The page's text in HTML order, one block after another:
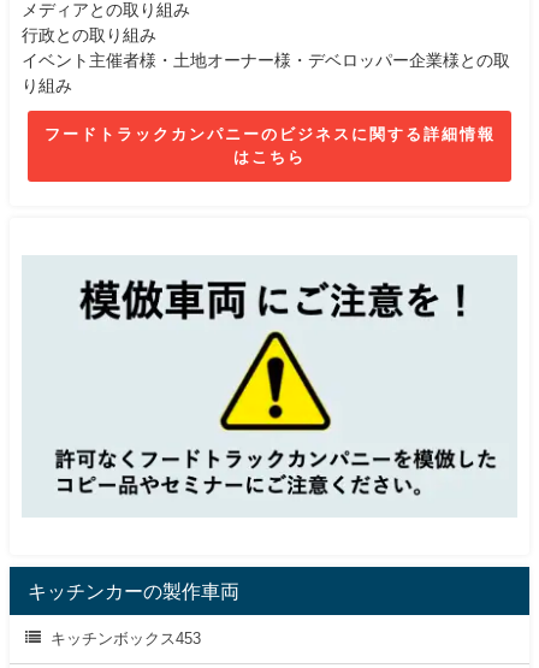
メディアとの取り組み
行政との取り組み
イベント主催者様・土地オーナー様・デベロッパー企業様との取
り組み
フードトラックカンパニーのビジネスに関する詳細情報
はこちら
キッチンカーの製作車両
キッチンボックス453